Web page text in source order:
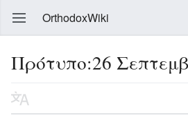
OrthodoxWiki
Πρότυπο:26